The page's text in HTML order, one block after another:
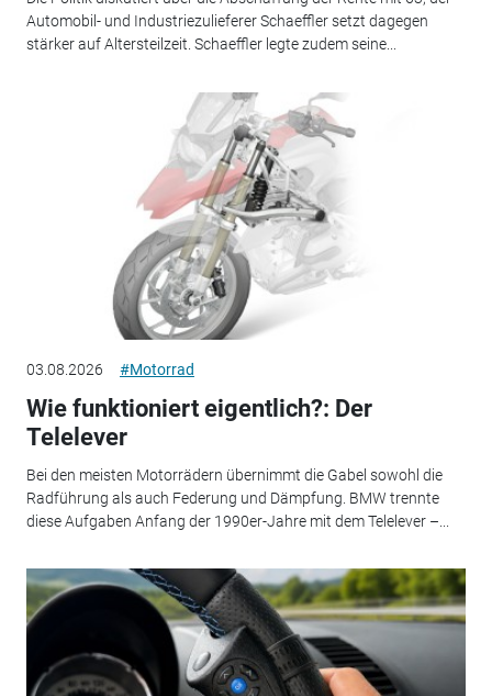
Automobil- und Industriezulieferer Schaeffler setzt dagegen
stärker auf Altersteilzeit. Schaeffler legte zudem seine...
03.08.2026 #Motorrad
Wie funktioniert eigentlich?: Der
Telelever
Bei den meisten Motorrädern übernimmt die Gabel sowohl die
Radführung als auch Federung und Dämpfung. BMW trennte
diese Aufgaben Anfang der 1990er-Jahre mit dem Telelever –...